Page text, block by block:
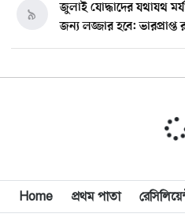
জুলাই যোদ্ধাদের যথাযথ
জন্য লজ্জার হবে: ভারপ্রাপ্ত
৯
১০
মিশিগানে দক্ষিণ সুরমা
বিশ্বজুড়ে কূটনৈতিক
যুক্তরাষ্ট্র
১২
Home প্রথম পাতা